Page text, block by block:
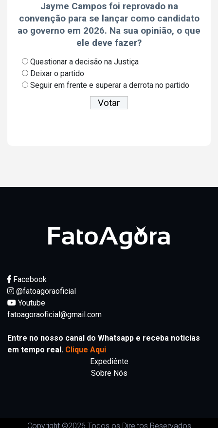
Jayme Campos foi reprovado na
convenção para se lançar como candidato
ao governo em 2026. Na sua opinião, o que
ele deve fazer?
Questionar a decisão na Justiça
Deixar o partido
Seguir em frente e superar a derrota no partido
Facebook
@fatoagoraoficial
Youtube
fatoagoraoficial@gmail.com
Entre no nosso canal do Whatsapp e receba noticias
em tempo real. Clique Aqui
Expediênte
Sobre Nós
Copyright ©2026 Todos os Direitos Reservados